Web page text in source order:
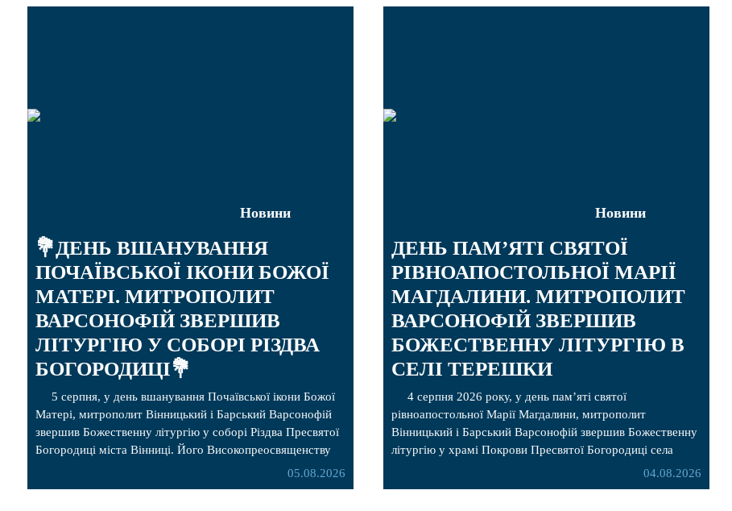
Новини
💐ДЕНЬ ВШАНУВАННЯ
ПОЧАЇВСЬКОЇ ІКОНИ БОЖОЇ
МАТЕРІ. МИТРОПОЛИТ
ВАРСОНОФІЙ ЗВЕРШИВ
ЛІТУРГІЮ У СОБОРІ РІЗДВА
БОГОРОДИЦІ💐
5 серпня, у день вшанування Почаївської ікони Божої
Матері, митрополит Вінницький і Барський Варсонофій
звершив Божественну літургію у соборі Різдва Пресвятої
Богородиці міста Вінниці. Його Високопреосвященству
співслужили секретар, духівник, благочинні, духовенство
05.08.2026
Новини
ДЕНЬ ПАМ’ЯТІ СВЯТОЇ
РІВНОАПОСТОЛЬНОЇ МАРІЇ
МАГДАЛИНИ. МИТРОПОЛИТ
ВАРСОНОФІЙ ЗВЕРШИВ
БОЖЕСТВЕННУ ЛІТУРГІЮ В
СЕЛІ ТЕРЕШКИ
4 серпня 2026 року, у день пам’яті святої
рівноапостольної Марії Магдалини, митрополит
Вінницький і Барський Варсонофій звершив Божественну
літургію у храмі Покрови Пресвятої Богородиці села
Терешки Барського благочиння. Перед початком04.08.2026